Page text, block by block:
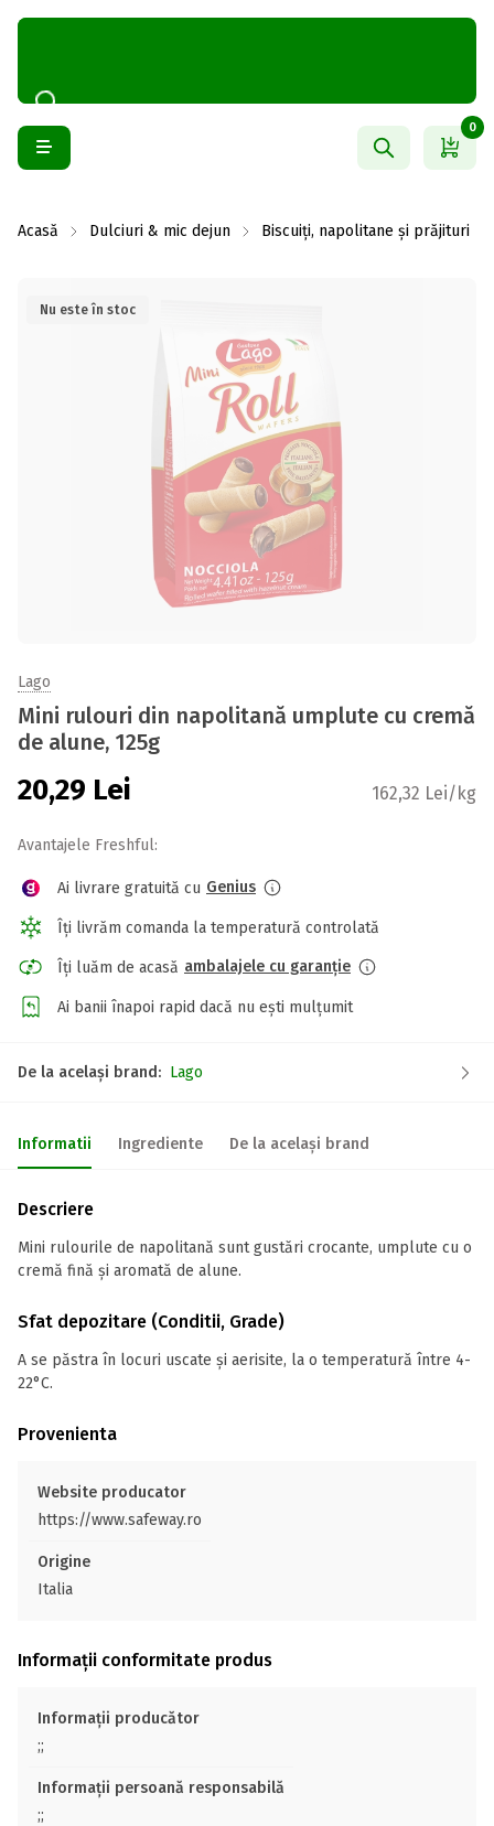
0
Acasă Dulciuri & mic dejun Biscuiți, napolitane și prăjituri
Nu este în stoc
Lago
Mini rulouri din napolitană umplute cu cremă
de alune, 125g
20,29 Lei 162,32 Lei/kg
Avantajele Freshful:
Ai livrare gratuită cu Genius
Îți livrăm comanda la temperatură controlată
Îți luăm de acasă ambalajele cu garanție
Ai banii înapoi rapid dacă nu ești mulțumit
De la același brand: Lago
Informatii Ingrediente De la același brand
Descriere
Mini rulourile de napolitană sunt gustări crocante, umplute cu o
cremă fină și aromată de alune.
Sfat depozitare (Conditii, Grade)
A se păstra în locuri uscate și aerisite, la o temperatură între 4-
22°C.
Provenienta
Website producator
https://www.safeway.ro
Origine
Italia
Informații conformitate produs
Informații producător
;;
Informații persoană responsabilă
;;